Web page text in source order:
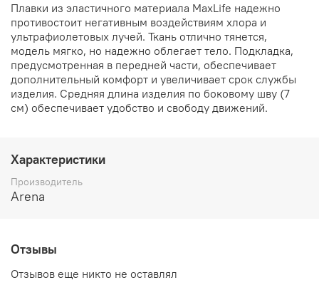
Плавки из эластичного материала MaxLife надежно
противостоит негативным воздействиям хлора и
ультрафиолетовых лучей. Ткань отлично тянется,
модель мягко, но надежно облегает тело. Подкладка,
предусмотренная в передней части, обеспечивает
дополнительный комфорт и увеличивает срок службы
изделия. Средняя длина изделия по боковому шву (7
см) обеспечивает удобство и свободу движений.
Характеристики
Производитель
Arena
Отзывы
Отзывов еще никто не оставлял